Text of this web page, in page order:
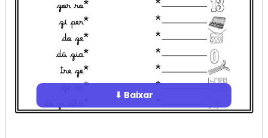
⬇ Baixar